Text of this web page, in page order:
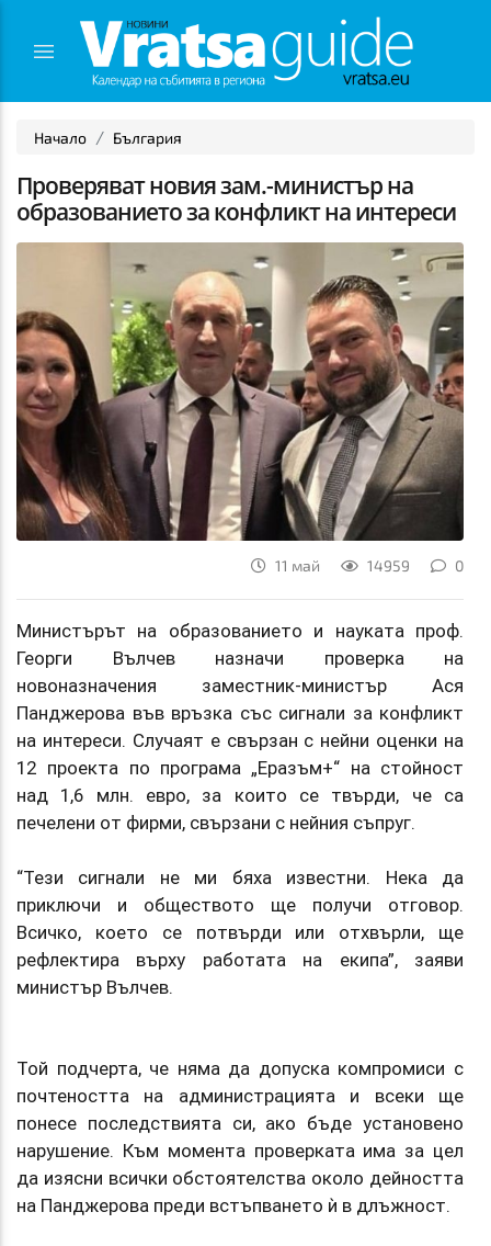
Начало България
Проверяват новия зам.-министър на
образованието за конфликт на интереси
11 май 14959 0
Министърът на образованието и науката проф.
Георги Вълчев назначи проверка на
новоназначения заместник-министър Ася
Панджерова във връзка със сигнали за конфликт
на интереси. Случаят е свързан с нейни оценки на
12 проекта по програма „Еразъм+“ на стойност
над 1,6 млн. евро, за които се твърди, че са
печелени от фирми, свързани с нейния съпруг.
“Тези сигнали не ми бяха известни. Нека да
приключи и обществото ще получи отговор.
Всичко, което се потвърди или отхвърли, ще
рефлектира върху работата на екипа”, заяви
министър Вълчев.
Той подчерта, че няма да допуска компромиси с
почтеността на администрацията и всеки ще
понесе последствията си, ако бъде установено
нарушение. Към момента проверката има за цел
да изясни всички обстоятелства около дейността
на Панджерова преди встъпването ѝ в длъжност.